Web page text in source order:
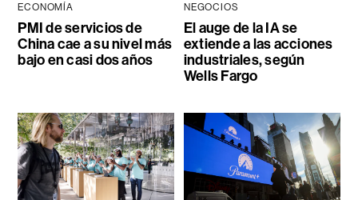
ECONOMÍA
PMI de servicios de
China cae a su nivel más
bajo en casi dos años
NEGOCIOS
El auge de la IA se
extiende a las acciones
industriales, según
Wells Fargo